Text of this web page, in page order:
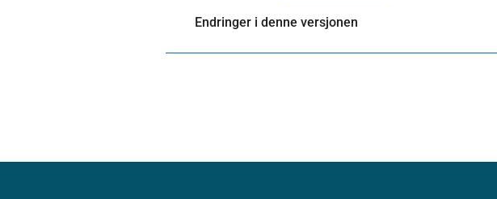
Endringer i denne versjonen